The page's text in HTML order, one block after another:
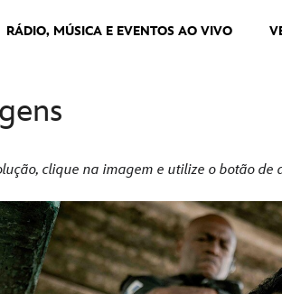
RÁDIO, MÚSICA E EVENTOS AO VIVO
clique na imagem e utilize o botão de